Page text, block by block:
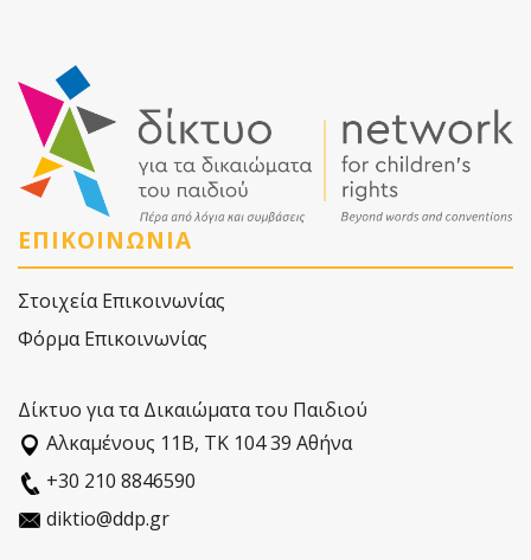
ΕΠΙΚΟΙΝΩΝΙΑ
Στοιχεία Επικοινωνίας
Φόρμα Επικοινωνίας
Δίκτυο για τα Δικαιώματα του Παιδιού
Αλκαµένους 11Β, ΤΚ 104 39 Αθήνα
+30 210 8846590
diktio@ddp.gr